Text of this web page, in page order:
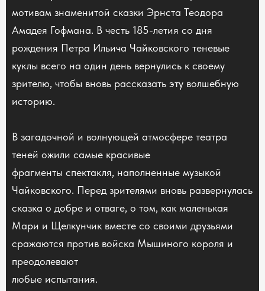
мотивам знаменитой сказки Эрнста Теодора
Амадея Гофмана. В честь 185-летия со дня
рождения Петра Ильича Чайковского теневые
куклы всего на один день вернулись к своему
зрителю, чтобы вновь рассказать эту волшебную
историю.
В загадочной и волнующей атмосфере театра
теней ожили самые красивые
фрагменты спектакля, наполненные музыкой
Чайковского. Перед зрителями вновь развернулась
сказка о добре и отваге, о том, как маленькая
Мари и Щелкунчик вместе со своими друзьями
сражаются против войска Мышиного короля и
преодолевают
любые испытания.